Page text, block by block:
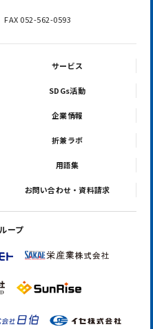
FAX 052-562-0593
サービス
SDGs活動
企業情報
折兼ラボ
用語集
お問い合わせ・資料請求
ープ